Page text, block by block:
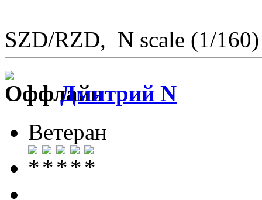
SZD/RZD, N scale (1/
Дмитрий N
Ветеран